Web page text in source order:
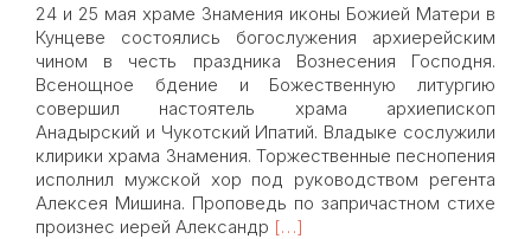
24 и 25 мая храме Знамения иконы Божией Матери в
Кунцеве состоялись богослужения архиерейским
чином в честь праздника Вознесения Господня.
Всенощное бдение и Божественную литургию
совершил настоятель храма архиепископ
Анадырский и Чукотский Ипатий. Владыке сослужили
клирики храма Знамения. Торжественные песнопения
исполнил мужской хор под руководством регента
Алексея Мишина. Проповедь по запричастном стихе
произнес иерей Александр Read
[…]